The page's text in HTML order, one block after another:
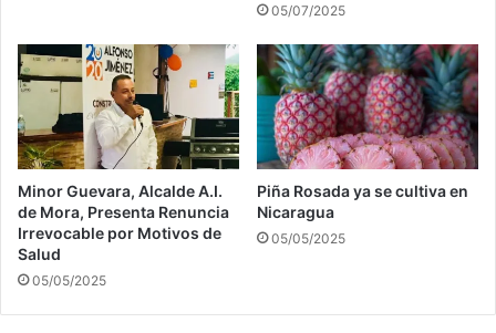
05/07/2025
Minor Guevara, Alcalde A.I.
de Mora, Presenta Renuncia
Irrevocable por Motivos de
Salud
05/05/2025
Piña Rosada ya se cultiva en
Nicaragua
05/05/2025